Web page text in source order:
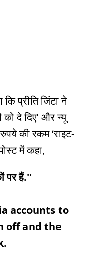
प्रीति जिंटा ने
दे दिए’ और न्यू
की रकम ‘राइट-
में कहा,
पर हैं."
accounts to
off and the